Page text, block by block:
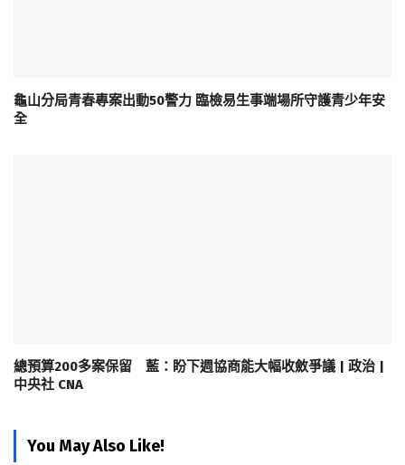
龜山分局青春專案出動50警力 臨檢易生事端場所守護青少年安
全
總預算200多案保留 藍：盼下週協商能大幅收斂爭議 | 政治 |
中央社 CNA
You May Also Like!